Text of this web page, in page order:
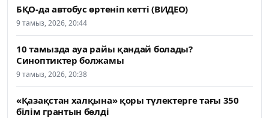
БҚО-да автобус өртеніп кетті (ВИДЕО)
9 тамыз, 2026, 20:44
10 тамызда ауа райы қандай болады?
Синоптиктер болжамы
9 тамыз, 2026, 20:38
«Қазақстан халқына» қоры түлектерге тағы 350
білім грантын бөлді